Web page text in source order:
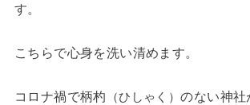
す。
こちらで心身を洗い清めます。
コロナ禍で柄杓 （ひしゃく）のない神社